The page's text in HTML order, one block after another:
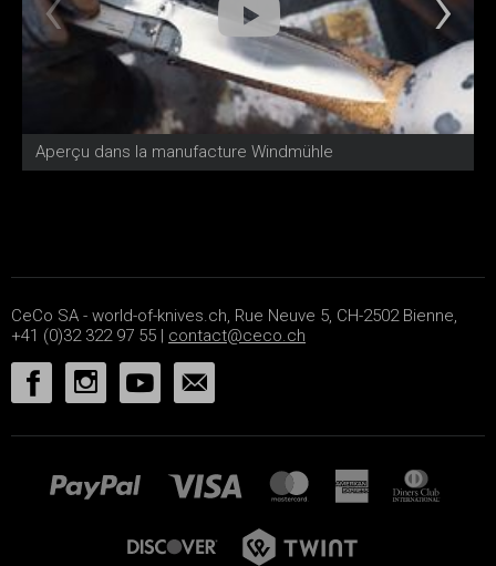
Aperçu dans la manufacture Windmühle
CeCo SA - world-of-knives.ch, Rue Neuve 5, CH-2502 Bienne,
+41 (0)32 322 97 55 | contact@ceco.ch